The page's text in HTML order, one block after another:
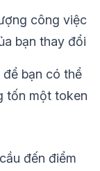
công việc
bạn thay đổi
bạn có thể
tốn một token
đến điểm